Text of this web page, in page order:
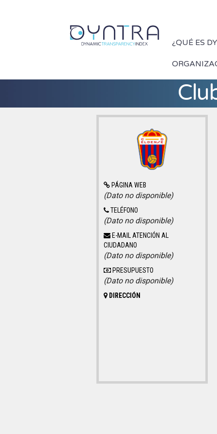
¿QUÉ ES
PÁGINA WEB
(Dato no disponible)
TELÉFONO
(Dato no disponible)
E-MAIL ATENCIÓN AL
CIUDADANO
(Dato no disponible)
PRESUPUESTO
(Dato no disponible)
DIRECCIÓN